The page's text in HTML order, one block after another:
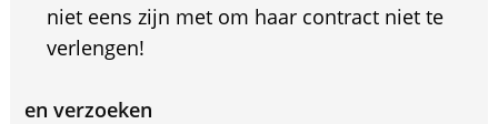
niet eens zijn met om haar contract niet te
verlengen!
en verzoeken